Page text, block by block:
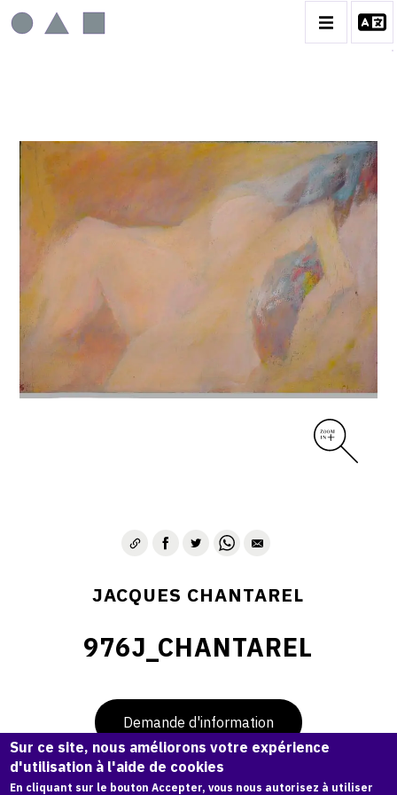
JACQUES CHANTAREL
CATALOGUE DES OEUVRES
CONTACT
JACQUES CHANTAREL
976J_CHANTAREL
Demande d'information
Sur ce site, nous améliorons votre expérience
d'utilisation à l'aide de cookies
En cliquant sur le bouton Accepter, vous nous autorisez à utiliser